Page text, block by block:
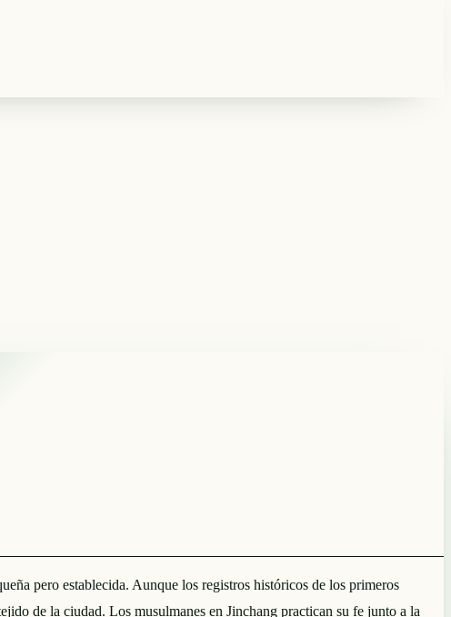
pero establecida. Aunque los registros históricos de los primeros
de la ciudad. Los musulmanes en Jinchang practican su fe junto a la